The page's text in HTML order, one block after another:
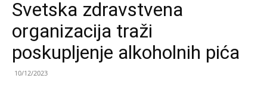
Svetska zdravstvena
organizacija traži
poskupljenje alkoholnih pića
10/12/2023